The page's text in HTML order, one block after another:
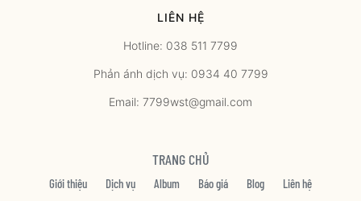
LIÊN HỆ
Hotline: 038 511 7799
Phản ánh dịch vụ: 0934 40 7799
Email: 7799wst@gmail.com
TRANG CHỦ
Giới thiệu Dịch vụ Album Báo giá Blog Liên hệ